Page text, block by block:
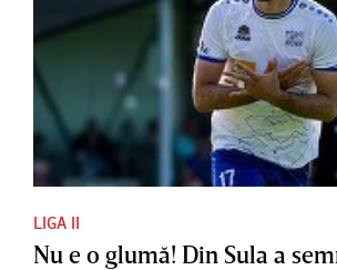
LIGA II
Nu e o glumă! Din Sula a